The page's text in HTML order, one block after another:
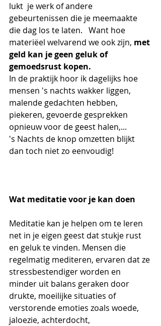
lukt  je werk of andere
gebeurtenissen die je meemaakte
die dag los te laten.   Want hoe
materiëel welvarend we ook zijn, met
geld kan je geen geluk of
gemoedsrust kopen.
In de praktijk hoor ik dagelijks hoe
mensen 's nachts wakker liggen,
malende gedachten hebben,
piekeren, gevoerde gesprekken
opnieuw voor de geest halen,...
's Nachts de knop omzetten blijkt
dan toch niet zo eenvoudig!
Wat meditatie voor je kan doen
Meditatie kan je helpen om te leren
net in je eigen geest dat stukje rust
en geluk te vinden. Mensen die
regelmatig mediteren, ervaren dat ze
stressbestendiger worden en
minder uit balans geraken door
drukte, moeilijke situaties of
verstorende emoties zoals woede,
jaloezie, achterdocht,